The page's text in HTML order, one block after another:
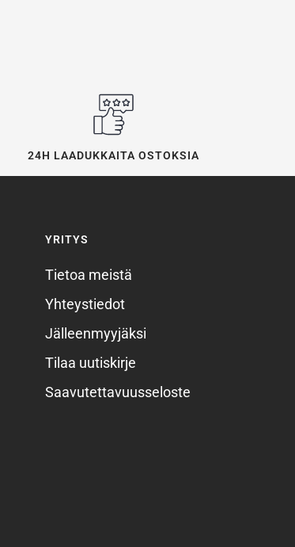
24H LAADUKKAITA OSTOKSIA
YRITYS
Tietoa meistä
Yhteystiedot
Jälleenmyyjäksi
Tilaa uutiskirje
Saavutettavuusseloste